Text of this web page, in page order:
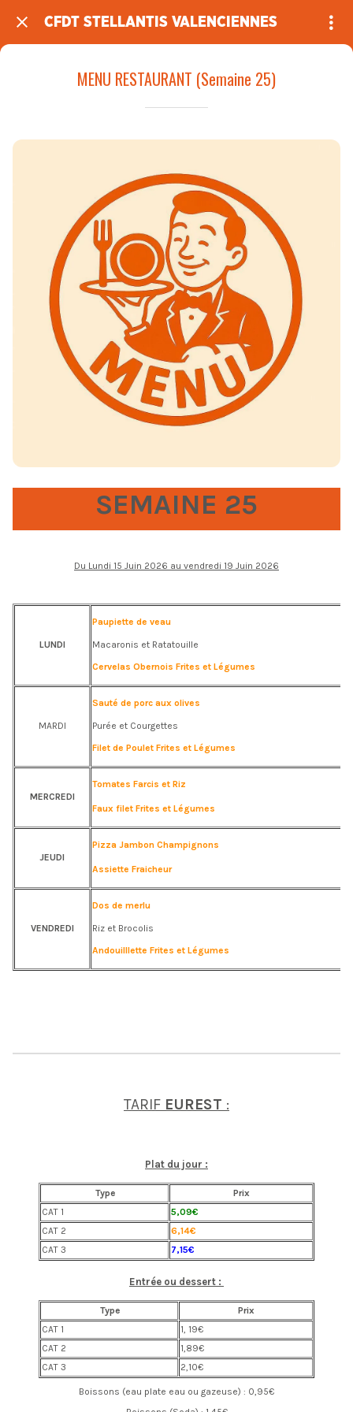
CFDT STELLANTIS VALENCIENNES
MENU RESTAURANT (Semaine 25)
SEMAINE 25
Du Lundi 15 Juin 2026 au vendredi 19 Juin 2026
LUNDI
Paupiette de veau
Macaronis et Ratatouille
Cervelas Obernois Frites et Légumes
MARDI
Sauté de porc aux olives
Purée et Courgettes
Filet de Poulet Frites et Légumes
MERCREDI
Tomates Farcis et Riz
Faux filet Frites et Légumes
JEUDI
Pizza Jambon Champignons
Assiette Fraicheur
VENDREDI
Dos de merlu
Riz et Brocolis
Andouilllette Frites et Légumes
TARIF EUREST :
Plat du jour :
Type
Prix
CAT 1
5,09€
CAT 2
6,14€
CAT 3
7,15€
Entrée ou dessert :
Type
Prix
CAT 1
1, 19€
CAT 2
1,89€
CAT 3
2,10€
Boissons (eau plate eau ou gazeuse) : 0,95€